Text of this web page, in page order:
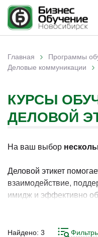
Вы здесь
Главная › Программы
Деловые коммуникации ›
КУРСЫ
ДЕЛОВОЙ
На ваш выбор
Деловой этикет
взаимодействие,
имидж и эффективно
В Новосибирске
повысить
Найдено: 3